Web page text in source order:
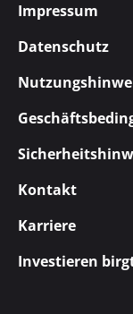
Impressum
Datenschutz
Kontakt
Karriere
Investieren